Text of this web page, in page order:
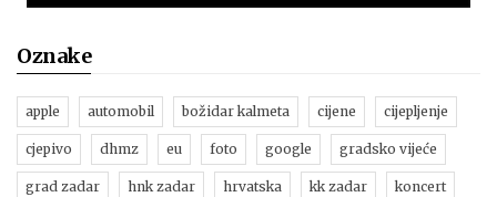
Oznake
apple automobil božidar kalmeta cijene cijepljenje
cjepivo dhmz eu foto google gradsko vijeće
grad zadar hnk zadar hrvatska kk zadar koncert